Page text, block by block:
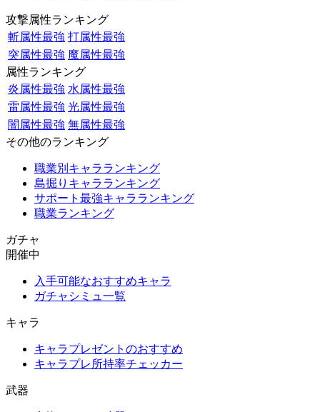
攻撃属性ランキング
斬属性最強 打属性最強
突属性最強 魔属性最強
属性ランキング
炎属性最強 水属性最強
雷属性最強 光属性最強
闇属性最強 無属性最強
その他のランキング
職業別キャラランキング
島掘りキャラランキング
サポート最強キャラランキング
職業ランキング
ガチャ
開催中
入手可能なおすすめキャラ
ガチャシミュ一覧
キャラ
キャラプレゼントのおすすめ
キャラプレ所持率チェッカー
武器